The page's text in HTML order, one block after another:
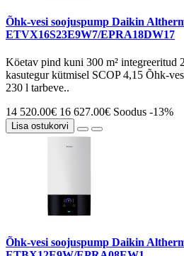
Õhk-vesi soojuspump Daikin
ETVX16S23E9W7/EPRA18DW17
Köetav pind kuni 300 m² integreeritud
kasutegur kütmisel SCOP 4,15 Õhk-
230 l tarbeve..
14 520.00€ 16 627.00€ Soodus -13%
Lisa ostukorvi
Õhk-vesi soojuspump Daikin